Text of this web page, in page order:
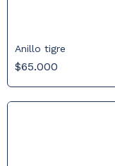
Anillo tigre
$65.000